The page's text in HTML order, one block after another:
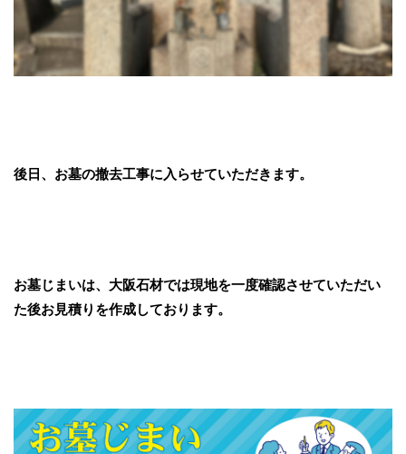
後日、お墓の撤去工事に入らせていただきます。
お墓じまいは、大阪石材では現地を一度確認させていただい
た後お見積りを作成しております。